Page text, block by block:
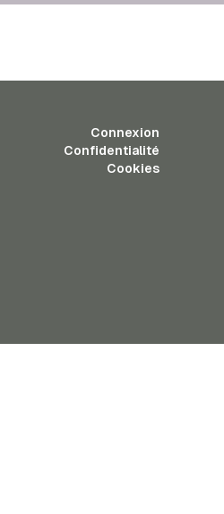
Connexion
Confidentialité
Cookies